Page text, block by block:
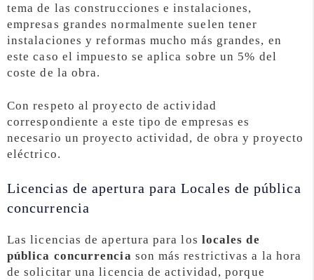
tema de las construcciones e instalaciones,
empresas grandes normalmente suelen tener
instalaciones y reformas mucho más grandes, en
este caso el impuesto se aplica sobre un 5% del
coste de la obra.
Con respeto al proyecto de actividad
correspondiente a este tipo de empresas es
necesario un proyecto actividad, de obra y proyecto
eléctrico.
Licencias de apertura para Locales de pública
concurrencia
Las licencias de apertura para los locales de
pública concurrencia son más restrictivas a la hora
de solicitar una licencia de actividad, porque